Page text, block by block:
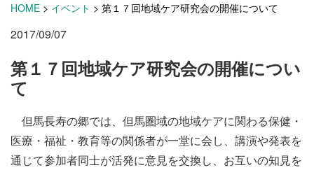
泊まる(宿泊)
施設・料金
アクセス
HOME > イベント > 第１７回地域ケア研究会の開催について
2017/09/07
第１７回地域ケア研究会の開催につい
て
但馬長寿の郷では、但馬圏域の地域ケアに関わる保健・
医療・福祉・教育等の関係者が一堂に会し、講演や発表を
通じて参加者同士が活発に意見を交換し、お互いの知見を